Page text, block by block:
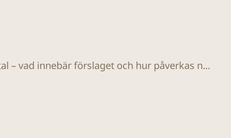
– vad innebär förslaget och hur påverkas n...